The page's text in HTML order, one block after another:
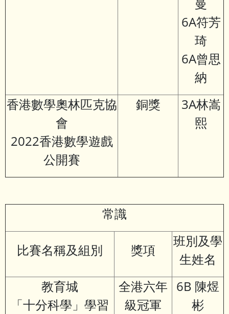
曼
6A符芳
琦
6A曾思
納
香港數學奧林匹克協
會
2022香港數學遊戲
公開賽
銅獎
3A林嵩
熙
常識
比賽名稱及組別 獎項
班別及學
生姓名
教育城
「十分科學」學習
全港六年
級冠軍
6B 陳煜
彬